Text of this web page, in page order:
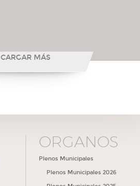
CARGAR MÁS
ÓRGANOS
Plenos Municipales
Plenos Municipales 2026